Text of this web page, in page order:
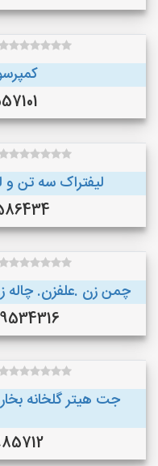
لیفتراک سه تن
چمن زن .علفزن. چاله
09179534316
جت هیتر گلخانه